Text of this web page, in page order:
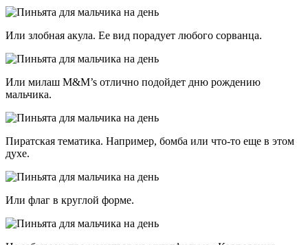
Или злобная акула. Ее вид порадует любого сорванца.
Или милаш M&M’s отлично подойдет дню рождению
мальчика.
Пиратская тематика. Например, бомба или что-то еще в этом
духе.
Или флаг в круглой форме.